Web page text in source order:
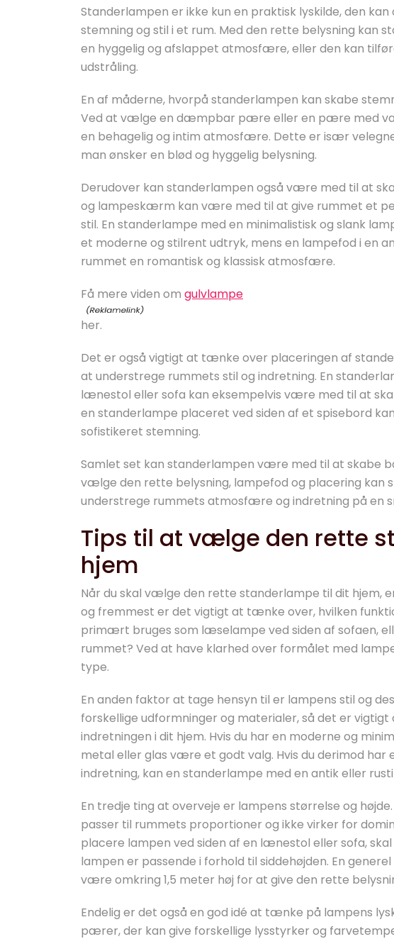
Standerlampen er ikke kun en praktisk lyskilde, den
stemning og stil i et rum. Med den rette belysning kan
en hyggelig og afslappet atmosfære, eller den kan
udstråling.
En af måderne, hvorpå standerlampen kan skabe
Ved at vælge en dæmpbar pære eller en pære med
en behagelig og intim atmosfære. Dette er især
man ønsker en blød og hyggelig belysning.
Derudover kan standerlampen også være med til at
og lampeskærm kan være med til at give rummet et
stil. En standerlampe med en minimalistisk og slank
et moderne og stilrent udtryk, mens en lampefod i en
rummet en romantisk og klassisk atmosfære.
Få mere viden om gulvlampe
her.
Det er også vigtigt at tænke over placeringen af
at understrege rummets stil og indretning. En
lænestol eller sofa kan eksempelvis være med til at
en standerlampe placeret ved siden af et spisebord
sofistikeret stemning.
Samlet set kan standerlampen være med til at skabe
vælge den rette belysning, lampefod og placering
understrege rummets atmosfære og indretning på en
Tips til at vælge den rette
hjem
Når du skal vælge den rette standerlampe til dit hjem,
og fremmest er det vigtigt at tænke over, hvilken
primært bruges som læselampe ved siden af sofaen,
rummet? Ved at have klarhed over formålet med
type.
En anden faktor at tage hensyn til er lampens stil og
forskellige udformninger og materialer, så det er
indretningen i dit hjem. Hvis du har en moderne og
metal eller glas være et godt valg. Hvis du derimod har
indretning, kan en standerlampe med en antik eller
En tredje ting at overveje er lampens størrelse og
passer til rummets proportioner og ikke virker for
placere lampen ved siden af en lænestol eller sofa,
lampen er passende i forhold til siddehøjden. En
være omkring 1,5 meter høj for at give den rette
Endelig er det også en god idé at tænke på lampens
pærer, der kan give forskellige lysstyrker og